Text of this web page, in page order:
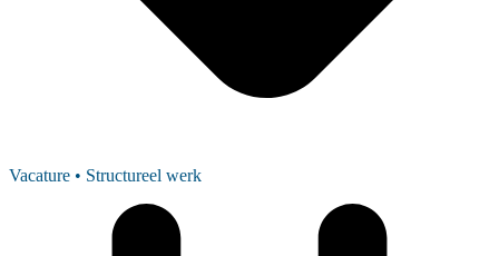
Vacature • Structureel werk